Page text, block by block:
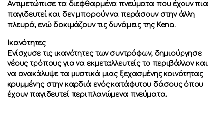
Αντιμετώπισε τα διεφθαρμένα πνεύματα που έχουν πια
παγιδευτεί και δεν μπορούν να περάσουν στην άλλη
πλευρά, ενώ δοκιμάζουν τις δυνάμεις της Kena.
Ικανότητες
Ενίσχυσε τις ικανότητες των συντρόφων, δημιούργησε
νέους τρόπους για να εκμεταλλευτείς το περιβάλλον και
να ανακάλυψε τα μυστικά μιας ξεχασμένης κοινότητας
κρυμμένης στην καρδιά ενός κατάφυτου δάσους όπου
έχουν παγιδευτεί περιπλανώμενα πνεύματα.